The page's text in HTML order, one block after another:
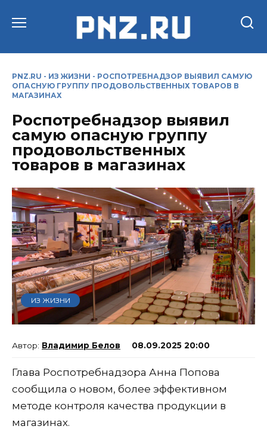
PNZ.RU - ИЗ ЖИЗНИ - РОСПОТРЕБНАДЗОР ВЫЯВИЛ САМУЮ
ОПАСНУЮ ГРУППУ ПРОДОВОЛЬСТВЕННЫХ ТОВАРОВ В
МАГАЗИНАХ
Роспотребнадзор выявил
самую опасную группу
продовольственных
товаров в магазинах
ИЗ ЖИЗНИ
Владимир Белов 08.09.2025 20:00
Глава Роспотребнадзора Анна Попова
сообщила о новом, более эффективном
методе контроля качества продукции в
магазинах.